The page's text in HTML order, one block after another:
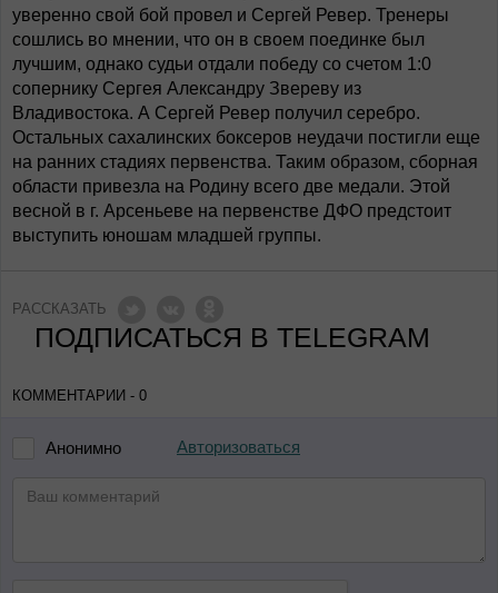
уверенно свой бой провел и Сергей Ревер. Тренеры
сошлись во мнении, что он в своем поединке был
лучшим, однако судьи отдали победу со счетом 1:0
сопернику Сергея Александру Звереву из
Владивостока. А Сергей Ревер получил серебро.
Остальных сахалинских боксеров неудачи постигли еще
на ранних стадиях первенства. Таким образом, сборная
области привезла на Родину всего две медали. Этой
весной в г. Арсеньеве на первенстве ДФО предстоит
выступить юношам младшей группы.
РАССКАЗАТЬ
ПОДПИСАТЬСЯ В TELEGRAM
КОММЕНТАРИИ - 0
Анонимно Авторизоваться